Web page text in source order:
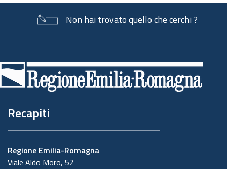
Non hai trovato quello che cerchi ?
di
pagina
Recapiti
Regione Emilia-Romagna
Viale Aldo Moro, 52